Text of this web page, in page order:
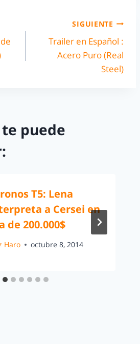
SIGUIENTE
Trailer en Español :
Acero Puro (Real
Steel)
puede
T5: Lena
a Cersei en
de 200.000$
Haro octubre 8, 2014